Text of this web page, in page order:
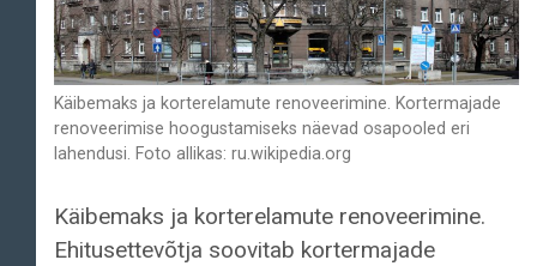
Käibemaks ja korterelamute renoveerimine. Kortermajade
renoveerimise hoogustamiseks näevad osapooled eri
lahendusi. Foto allikas: ru.wikipedia.org
Käibemaks ja korterelamute renoveerimine.
Ehitusettevõtja soovitab kortermajade